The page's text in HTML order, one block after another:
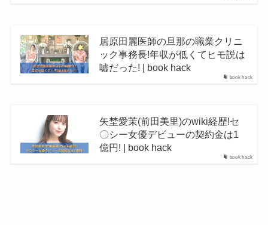
book hack
居原田麗医師の旦那の職業クリニ
ック事務長!年収が低くてヒモ説は
嘘だった! | book hack
book hack
矢埜愛茉(前田美里)のwiki経歴!セ
〇シー女優デビューの契約金は1
億円! | book hack